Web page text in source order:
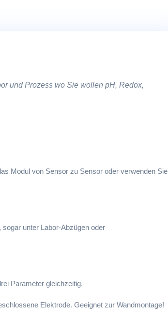
und Prozess wo Sie wollen pH, Redox,
Modul von Sensor zu Sensor oder verwenden Sie
unter Labor-Abzügen oder
Parameter gleichzeitig.
Elektrode. Geeignet zur Wandmontage!